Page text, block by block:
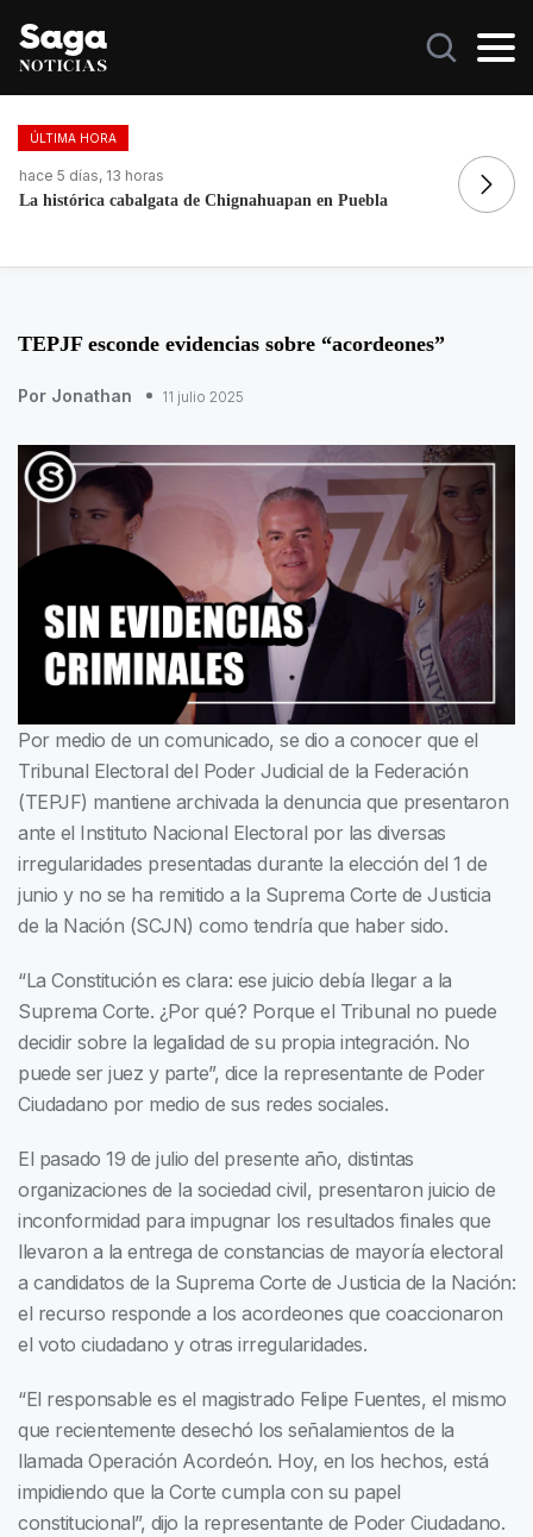
ÚLTIMA HORA
hace 1 día, 11 horas
Mexicano se declara culpable de lavar más de 1.9 MDD en
TEPJF esconde evidencias sobre “acordeones”
Por Jonathan 11 julio 2025
Por medio de un comunicado, se dio a conocer que el
Tribunal Electoral del Poder Judicial de la Federación
(TEPJF) mantiene archivada la denuncia que presentaron
ante el Instituto Nacional Electoral por las diversas
irregularidades presentadas durante la elección del 1 de
junio y no se ha remitido a la Suprema Corte de Justicia
de la Nación (SCJN) como tendría que haber sido.
“La Constitución es clara: ese juicio debía llegar a la
Suprema Corte. ¿Por qué? Porque el Tribunal no puede
decidir sobre la legalidad de su propia integración. No
puede ser juez y parte”, dice la representante de Poder
Ciudadano por medio de sus redes sociales.
El pasado 19 de julio del presente año, distintas
organizaciones de la sociedad civil, presentaron juicio de
inconformidad para impugnar los resultados finales que
llevaron a la entrega de constancias de mayoría electoral
a candidatos de la Suprema Corte de Justicia de la Nación:
el recurso responde a los acordeones que coaccionaron
el voto ciudadano y otras irregularidades.
“El responsable es el magistrado Felipe Fuentes, el mismo
que recientemente desechó los señalamientos de la
llamada Operación Acordeón. Hoy, en los hechos, está
impidiendo que la Corte cumpla con su papel
constitucional”, dijo la representante de Poder Ciudadano.